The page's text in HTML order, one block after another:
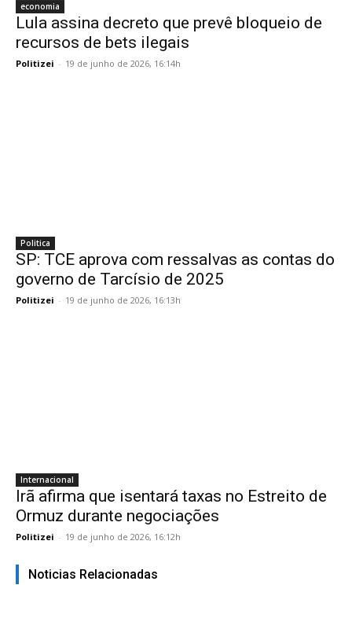
economia
Lula assina decreto que prevê bloqueio de
recursos de bets ilegais
Politizei - 19 de junho de 2026, 16:14h
Politica
SP: TCE aprova com ressalvas as contas do
governo de Tarcísio de 2025
Politizei - 19 de junho de 2026, 16:13h
Internacional
Irã afirma que isentará taxas no Estreito de
Ormuz durante negociações
Politizei - 19 de junho de 2026, 16:12h
Noticias Relacionadas